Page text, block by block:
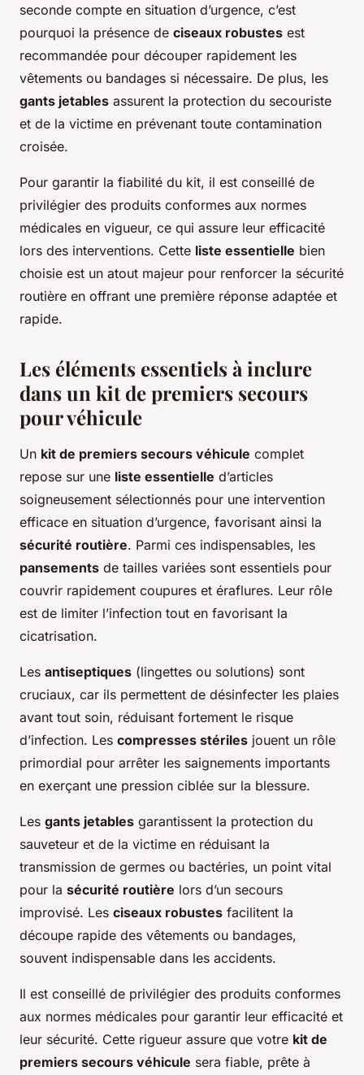
seconde compte en situation d’urgence, c’est
pourquoi la présence de ciseaux robustes est
recommandée pour découper rapidement les
vêtements ou bandages si nécessaire. De plus, les
gants jetables assurent la protection du secouriste
et de la victime en prévenant toute contamination
croisée.
Pour garantir la fiabilité du kit, il est conseillé de
privilégier des produits conformes aux normes
médicales en vigueur, ce qui assure leur efficacité
lors des interventions. Cette liste essentielle bien
choisie est un atout majeur pour renforcer la sécurité
routière en offrant une première réponse adaptée et
rapide.
Les éléments essentiels à inclure
dans un kit de premiers secours
pour véhicule
Un kit de premiers secours véhicule complet
repose sur une liste essentielle d’articles
soigneusement sélectionnés pour une intervention
efficace en situation d’urgence, favorisant ainsi la
sécurité routière. Parmi ces indispensables, les
pansements de tailles variées sont essentiels pour
couvrir rapidement coupures et éraflures. Leur rôle
est de limiter l’infection tout en favorisant la
cicatrisation.
Les antiseptiques (lingettes ou solutions) sont
cruciaux, car ils permettent de désinfecter les plaies
avant tout soin, réduisant fortement le risque
d’infection. Les compresses stériles jouent un rôle
primordial pour arrêter les saignements importants
en exerçant une pression ciblée sur la blessure.
Les gants jetables garantissent la protection du
sauveteur et de la victime en réduisant la
transmission de germes ou bactéries, un point vital
pour la sécurité routière lors d’un secours
improvisé. Les ciseaux robustes facilitent la
découpe rapide des vêtements ou bandages,
souvent indispensable dans les accidents.
Il est conseillé de privilégier des produits conformes
aux normes médicales pour garantir leur efficacité et
leur sécurité. Cette rigueur assure que votre kit de
premiers secours véhicule sera fiable, prête à